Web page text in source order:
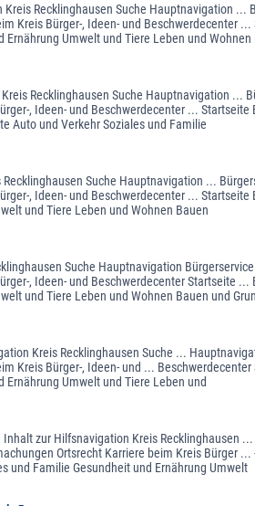
Recklinghausen Suche Hauptnavigation ...
Kreis Bürger-, Ideen- und Beschwerdecenter ...
Umwelt und Tiere Leben und Wohnen
Recklinghausen Suche Hauptnavigation ...
, Ideen- und Beschwerdecenter ... Startseite
Auto und Verkehr Soziales und Familie
Suche Hauptnavigation ...
, Ideen- und Beschwerdecenter ... Startseite
und Tiere Leben und Wohnen Bauen
Suche Hauptnavigation
, Ideen- und Beschwerdecenter Startseite ...
und Tiere Leben und Wohnen Bauen und
Kreis Recklinghausen Suche ...
Kreis Bürger-, Ideen- und ... Beschwerdecenter
Ernährung Umwelt und Tiere Leben und
zur Hilfsnavigation Kreis Recklinghausen ...
Ortsrecht Karriere beim Kreis Bürger ...
und Familie Gesundheit und Ernährung Umwelt